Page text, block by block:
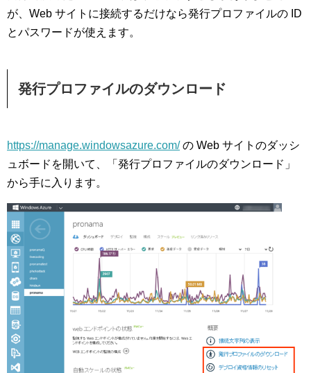
が、Web サイトに接続するだけなら発行プロファイルの ID
とパスワードが使えます。
発行プロファイルのダウンロード
https://manage.windowsazure.com/の Web サイトのダッシ
ュボードを開いて、「発行プロファイルのダウンロード」
から手に入ります。